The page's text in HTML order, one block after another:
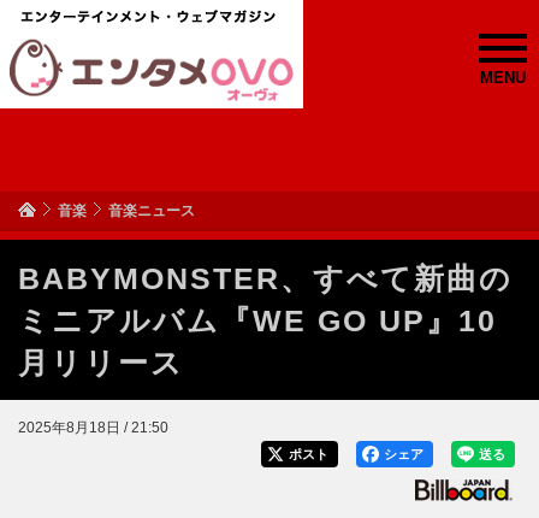
MENU
音楽 音楽ニュース
BABYMONSTER、すべて新曲の
ミニアルバム『WE GO UP』10
月リリース
2025年8月18日 / 21:50
送る
シェア
ポスト